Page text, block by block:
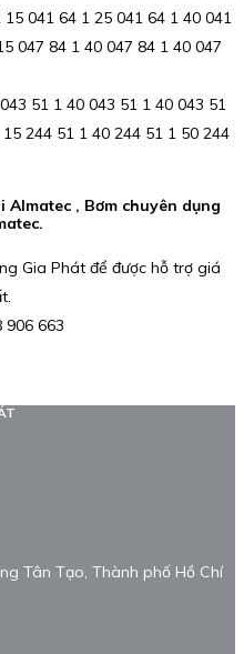
041 64 1 25 041 64 1 40 041
047 84 1 40 047 84 1 40 047
51 1 40 043 51 1 40 043 51
244 51 1 40 244 51 1 50 244
Almatec , Bơm chuyên dụng
Gia Phát để được hỗ trợ giá
906 663
Tân Tạo, Thành phố Hồ Chí